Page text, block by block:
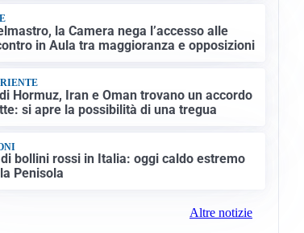
la Camera nega l’accesso alle
in Aula tra maggioranza e opposizioni
Hormuz, Iran e Oman trovano un accordo
si apre la possibilità di una tregua
di bollini rossi in Italia: oggi caldo estremo
Penisola
Altre notizie